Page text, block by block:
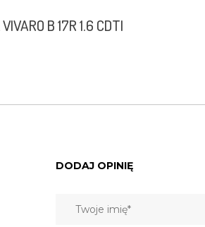
B 17R 1.6 CDTI
DODAJ OPINIĘ